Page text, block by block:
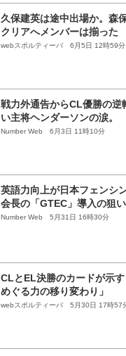
久保建英は途中出場か。森
クリアへメンバーは揃った
webスポルティーバ 6月5日 12時59分
戦力外通告からCL優勝の逆
い主将ヘンダーソンの涙。
Number Web 6月3日 11時10分
英語力向上が日本フェンシ
会長の「GTEC」導入の狙い
Number Web 5月31日 16時30分
CLとEL決勝のカードが示
めぐる力の移り変わり」
webスポルティーバ 5月30日 17時57